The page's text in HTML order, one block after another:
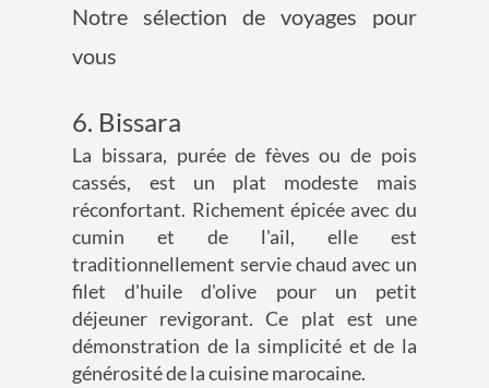
Notre sélection de voyages pour
vous
6. Bissara
La bissara, purée de fèves ou de pois
cassés, est un plat modeste mais
réconfortant. Richement épicée avec du
cumin et de l'ail, elle est
traditionnellement servie chaud avec un
filet d'huile d'olive pour un petit
déjeuner revigorant. Ce plat est une
démonstration de la simplicité et de la
générosité de la cuisine marocaine.